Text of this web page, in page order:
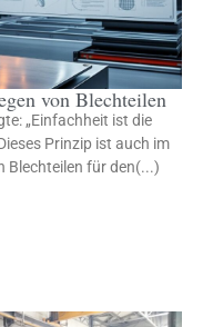
von Blechteilen
„Einfachheit ist die
Prinzip ist auch im
Blechteilen für den(...)